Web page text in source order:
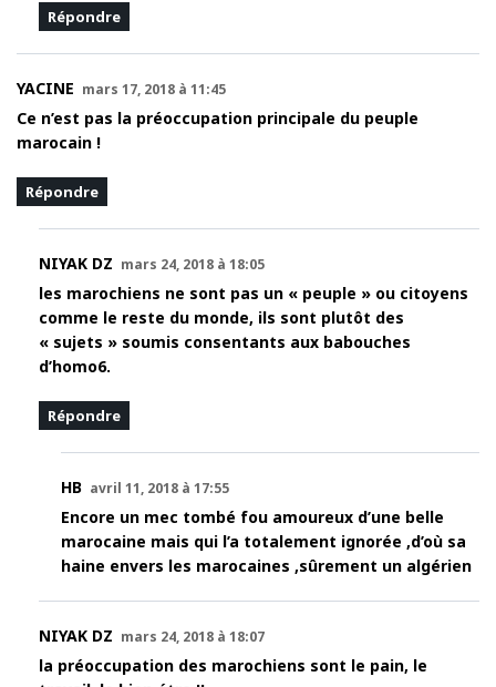
Répondre
YACINE mars 17, 2018 à 11:45
Ce n’est pas la préoccupation principale du peuple
marocain !
Répondre
NIYAK DZ mars 24, 2018 à 18:05
les marochiens ne sont pas un « peuple » ou citoyens
comme le reste du monde, ils sont plutôt des
« sujets » soumis consentants aux babouches
d’homo6.
Répondre
HB avril 11, 2018 à 17:55
Encore un mec tombé fou amoureux d’une belle
marocaine mais qui l’a totalement ignorée ,d’où sa
haine envers les marocaines ,sûrement un algérien
NIYAK DZ mars 24, 2018 à 18:07
la préoccupation des marochiens sont le pain, le